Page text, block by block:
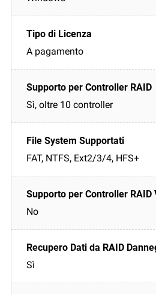
A pagamento
Sì, oltre 10 controller
FAT, NTFS, Ext2/3/4, HFS+
No
Sì